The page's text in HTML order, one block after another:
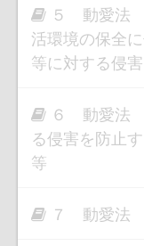
５ 動愛法
活環境の保全
等に対する侵
６ 動愛法
る侵害を防止
等
７ 動愛法